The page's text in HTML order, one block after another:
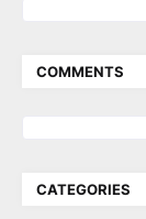
COMMENTS
CATEGORIES